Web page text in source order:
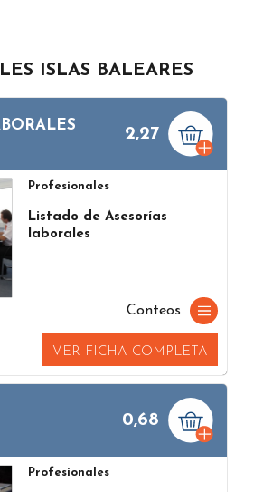
ISLAS BALEARES
2,27
Profesionales
Listado de Asesorías
laborales
Conteos
VER FICHA COMPLETA
0,68
Profesionales